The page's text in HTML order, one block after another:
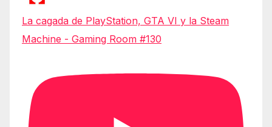
La cagada de PlayStation, GTA VI y la Steam
Machine - Gaming Room #130